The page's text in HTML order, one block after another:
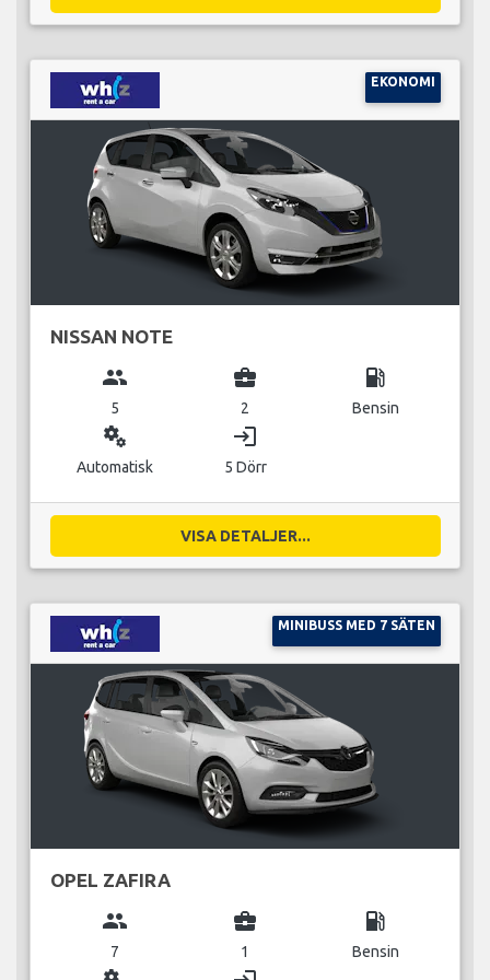
EKONOMI
NISSAN NOTE
group
5
business_center
2
local_gas_station
Bensin
miscellaneous_services
Automatisk
login
5 Dörr
VISA DETALJER...
MINIBUSS MED 7 SÄTEN
OPEL ZAFIRA
group
7
business_center
1
local_gas_station
Bensin